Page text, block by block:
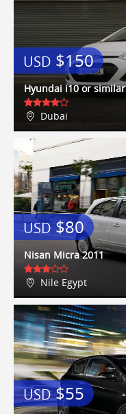
USD $150
Hyundai i10 or similar
Dubai
USD $80
Nisan Micra 2011
Nile Egypt
USD$55